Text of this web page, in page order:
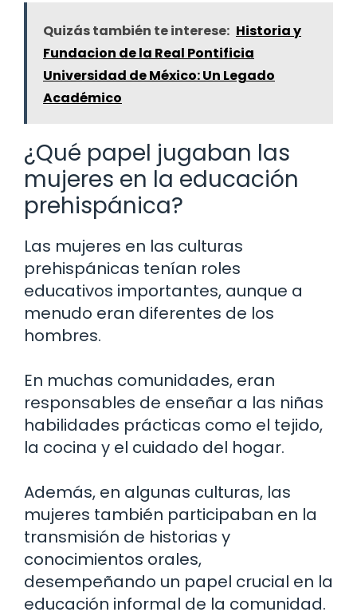
Quizás también te interese: Historia y
Fundacion de la Real Pontificia
Universidad de México: Un Legado
Académico
¿Qué papel jugaban las
mujeres en la educación
prehispánica?
Las mujeres en las culturas
prehispánicas tenían roles
educativos importantes, aunque a
menudo eran diferentes de los
hombres.
En muchas comunidades, eran
responsables de enseñar a las niñas
habilidades prácticas como el tejido,
la cocina y el cuidado del hogar.
Además, en algunas culturas, las
mujeres también participaban en la
transmisión de historias y
conocimientos orales,
desempeñando un papel crucial en la
educación informal de la comunidad.